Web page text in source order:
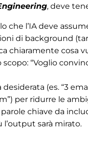
, deve
che l’IA deve
di background
chiaramente cosa
“Voglio
(es. “3
per ridurre le
chiave da
sarà mirato.